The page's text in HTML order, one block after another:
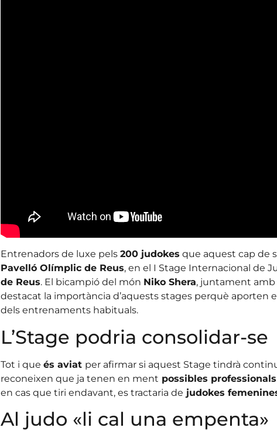
Entrenadors de luxe pels 200 judokes que aquest cap de
Pavelló Olímplic de Reus, en el I Stage Internacional de
de Reus. El bicampió del món Niko Shera, juntament
destacat la importància d’aquests stages perquè aporten
dels entrenaments habituals.
L’Stage podria consolidar-se
Tot i que és aviat per afirmar si aquest Stage tindrà
reconeixen que ja tenen en ment possibles
en cas que tiri endavant, es tractaria de judokes
Al judo «li cal una empenta»